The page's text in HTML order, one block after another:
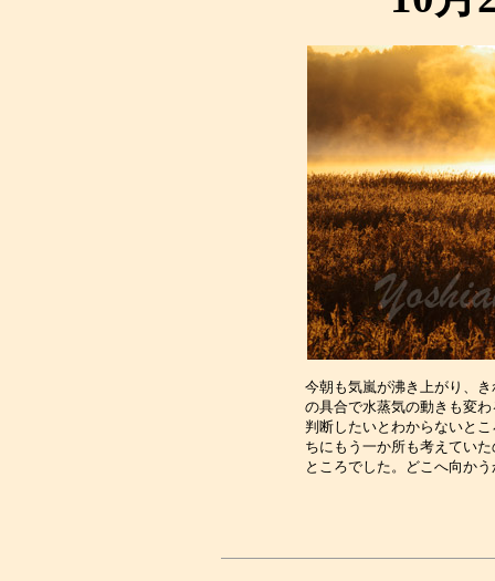
今朝も気嵐が沸き上がり、
の具合で水蒸気の動きも変
判断したいとわからないと
ちにもう一か所も考えてい